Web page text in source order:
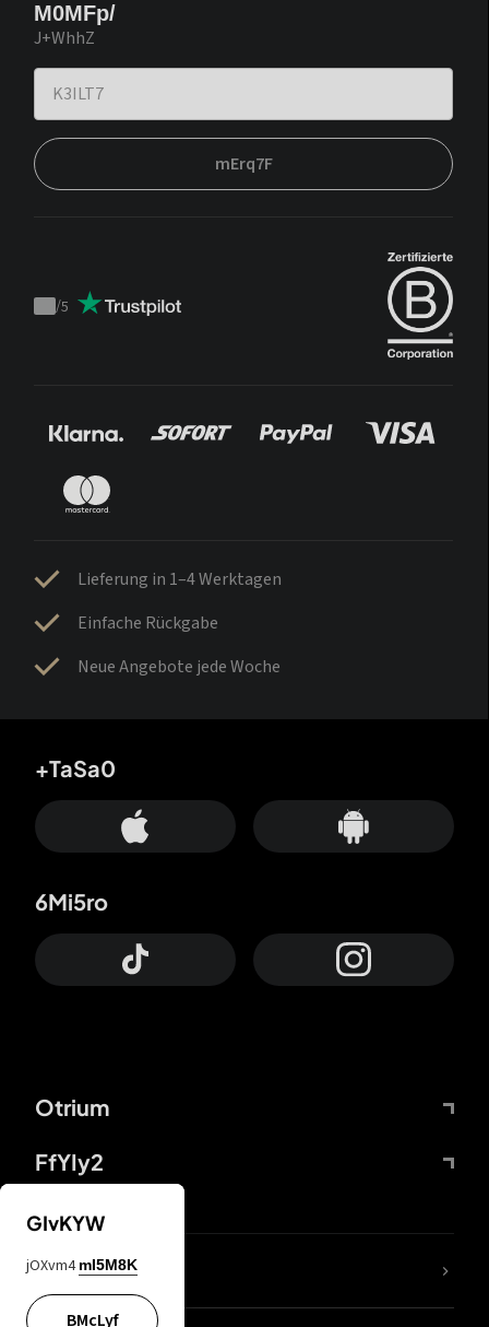
M0MFp/
J+WhhZ
mErq7F
Trustpilot
/5
Lieferung in 1–4 Werktagen
Einfache Rückgabe
Neue Angebote jede Woche
Otrium
FfYIy2
+TaSa0
6Mi5ro
DDcvSo
GIvKYW
jOXvm4 mI5M8K
BMcLyf